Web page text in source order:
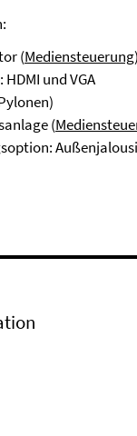
(Mediensteuerung)
und VGA
(